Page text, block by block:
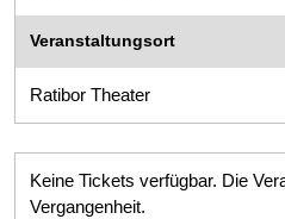
Veranstaltungsort
Ratibor Theater
Keine Tickets verfügbar. Die
Vergangenheit.